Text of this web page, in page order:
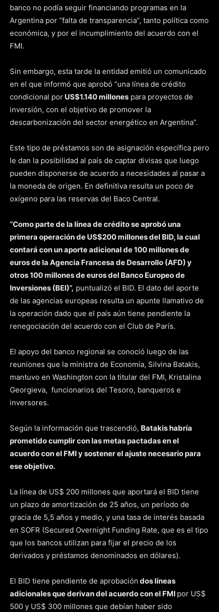
banco no podía seguir financiando programas en la
Argentina por “falta de transparencia”, tanto política como
económica, y por el incumplimiento del acuerdo con el
FMI.
Sin embargo, esta tarde la entidad emitió un comunicado
en el que informó que aprobó “una línea de crédito
condicional por US$1.140 millones para proyectos de
inversión, con el objetivo de promover la
descarbonización del sector energético en Argentina”.
Este tipo de préstamos son de asignación específica pero
le dan la posibilidad al país de captar divisas que luego
pueden disponerse de acuerdo a necesidades al pasar a
la moneda de origen. En definitiva resulta un poco de
oxígeno para las reservas del Baco Central.
“Como parte de la línea de crédito se aprobó una
primera operación de US$200 millones del BID, la cual
contará con un aporte adicional de 100 millones de
euros de la Agencia Francesa de Desarrollo (AFD) y
otros 100 millones de euros del Banco Europeo de
Inversiones (BEI)”, puntualizó el BID. El dato del aporte
de las agencias europeas resulta un apunte llamativo de
la operación dado que el país aún tiene pendiente la
renegociación del acuerdo con el Club de París.
El apoyo del banco regional se conoció luego de las
reuniones que la ministra de Economía, Silvina Batakis,
mantuvo en Washington con la titular del FMI, Kristalina
Georgieva, funcionarios del Tesoro, banqueros e
inversores.
Según la información que trascendió, Batakis habría
prometido cumplir con las metas pactadas en el
acuerdo con el FMI y sostener el ajuste necesario para
ese objetivo.
La línea de US$ 200 millones que aportará el BID tiene
un plazo de amortización de 25 años, un período de
gracia de 5,5 años y medio, y una tasa de interés basada
en SOFR (Secured Overnight Funding Rate, que es el tipo
que los bancos utilizan para fijar el precio de los
derivados y préstamos denominados en dólares).
El BID tiene pendiente de aprobación dos líneas
adicionales que derivan del acuerdo con el FMI por US$
500 y US$ 300 millones que debían haber sido